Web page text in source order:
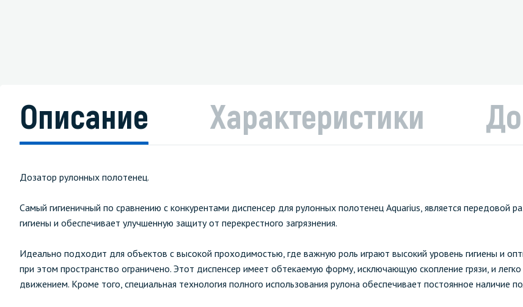
Описание Характеристики
Дозатор рулонных полотенец.
Самый гигиеничный по сравнению с конкурентами диспенсер для рулонных полотенец Aquarius, является передовой
гигиены и обеспечивает улучшенную защиту от перекрестного загрязнения.
Идеально подходит для объектов с высокой проходимостью, где важную роль играют высокий уровень гигиены и
при этом пространство ограничено. Этот диспенсер имеет обтекаемую форму, исключающую скопление грязи, и
движением. Кроме того, специальная технология полного использования рулона обеспечивает постоянное наличие